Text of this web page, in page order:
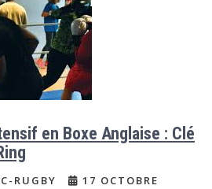
en Boxe Anglaise : Clé
RUGBY
17 OCTOBRE